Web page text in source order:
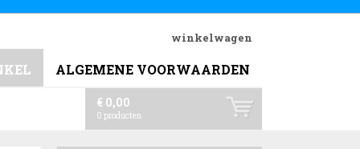
winkelwagen
ALGEMENE VOORWAARDEN
€ 0,00
0 producten